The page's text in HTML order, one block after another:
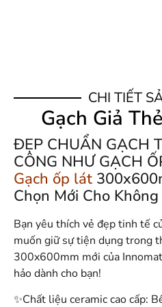
CHI TIẾT
Gạch Giả
ĐẸP CHUẨN GẠCH
CÔNG NHƯ GẠCH
Gạch ốp lát
Chọn Mới Cho
Bạn yêu thích vẻ đẹp tinh tế
muốn giữ sự tiện dụng trong
300x600mm mới của
hảo dành cho bạn!
✨Chất liệu ceramic cao cấp: